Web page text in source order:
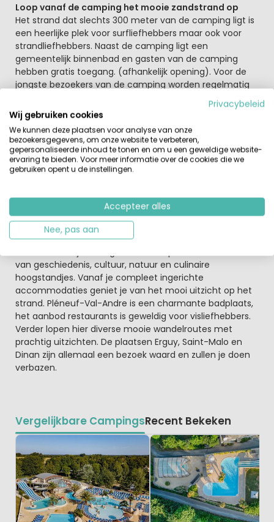
Loop vanaf de camping het mooie zandstrand op
Het strand dat slechts 300 meter van de camping ligt is
een heerlijke plek voor surfliefhebbers maar ook voor
strandliefhebbers. Naast de camping ligt een
gemeentelijk binnenbad en gasten van de camping
hebben gratis toegang. (afhankelijk opening). Voor de
jongste bezoekers van de camping worden regelmatig
leuke workshops aangeboden (vanaf 5 jaar). Ook de
ouders kunnen 's avonds genieten van een leuke show
of muzikaal optreden. Verder zijn er verspreid op de
camping een speelterrein, pingpongtafel en een multi-
sportterrein. Het dorpje ligt op loopafstand en hier vind je
diverse restaurantjes en terrasjes. Voor golfliefhebbers
ligt er op 1500 meter van de camping een prachtige
bezienswaardigheden dat vervelen hier geen optie is.
Een fijne vakantie aan de kust, denk ook eens aan de
Côtes d'Armor
van geschiedenis, cultuur, natuur en culinaire
hoogstandjes. Vanaf je compleet ingerichte
accommodaties geniet je van het mooi uitzicht op het
strand. Pléneuf-Val-Andre is een charmante badplaats,
het aanbod restaurants is geweldig voor visliefhebbers.
Verder lopen hier diverse mooie wandelroutes met
prachtig uitzichten. De plaatsen Erguy, Saint-Malo en
Dinan zijn allemaal een bezoek waard en zullen je doen
verbazen.
Vergelijkbare CampingsRecent Bekeken
Privacybeleid
Wij gebruiken cookies
We kunnen deze plaatsen voor analyse van onze
bezoekersgegevens, om onze website te verbeteren,
gepersonaliseerde inhoud te tonen en om u een geweldige website-
ervaring te bieden. Voor meer informatie over de cookies die we
gebruiken opent u de instellingen.
Accepteer alles
Nee, pas aan